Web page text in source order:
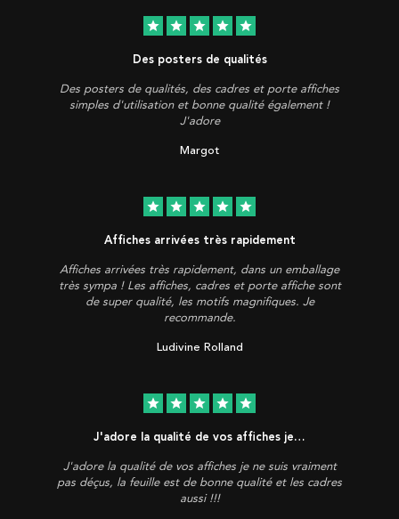
star star star star star
Des posters de qualités
Des posters de qualités, des cadres et porte affiches
simples d'utilisation et bonne qualité également !
J'adore
Margot
star star star star star
Affiches arrivées très rapidement
Affiches arrivées très rapidement, dans un emballage
très sympa ! Les affiches, cadres et porte affiche sont
de super qualité, les motifs magnifiques. Je
recommande.
Ludivine Rolland
star star star star star
J'adore la qualité de vos affiches je…
J'adore la qualité de vos affiches je ne suis vraiment
pas déçus, la feuille est de bonne qualité et les cadres
aussi !!!